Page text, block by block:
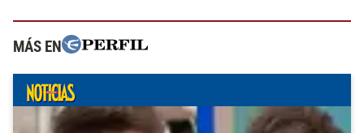
MÁS EN